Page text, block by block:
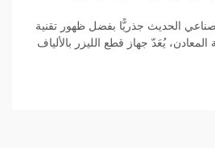
الحديث جذريًّا بفضل ظهور تقنية
يُعَدّ جهاز قطع الليزر بالألياف